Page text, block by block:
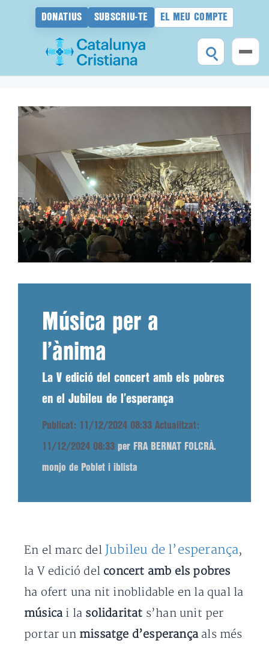
DONATIUS SUBSCRIU-TE EL MEU COMPTE
contingut
Música per a
l’ànima
La V edició del concert amb els pobres
en el Jubileu de l’esperança
Publicat: 11/12/2024 08:33 Actualitzat:
11/12/2024 08:33 per FRA BERNAT FOLCRÀ.
monjo de Poblet i iblista
En el marc del Jubileu de l’esperança,
la V edició del concert amb els pobres
ha ofert una nit inoblidable en la qual la
música i la solidaritat s’han unit per
portar un missatge d’esperançaals més